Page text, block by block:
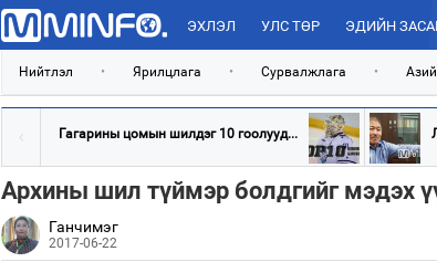
ЭХЛЭЛ УЛС ТӨР ЭДИЙН
Нийтлэл • Ярилцлага • Сурвалжлага •
Гагарины цомын шилдэг 10 гоолууд...
Архины шил түймэр болдгийг мэдэх
Ганчимэг
2017-06-22